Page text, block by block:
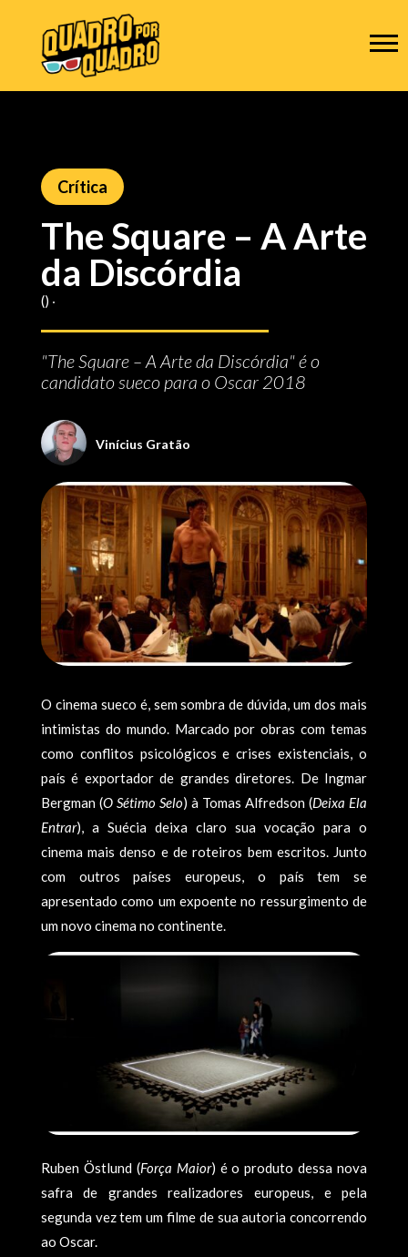
Crítica
The Square – A Arte
da Discórdia
() ‧
"The Square – A Arte da Discórdia" é o
candidato sueco para o Oscar 2018
Viní­cius Gratão
O cinema sueco é, sem sombra de dúvida, um dos mais
intimistas do mundo. Marcado por obras com temas
como conflitos psicológicos e crises existenciais, o
país é exportador de grandes diretores. De Ingmar
Bergman (O Sétimo Selo) à Tomas Alfredson (Deixa Ela
Entrar), a Suécia deixa claro sua vocação para o
cinema mais denso e de roteiros bem escritos. Junto
com outros países europeus, o país tem se
apresentado como um expoente no ressurgimento de
um novo cinema no continente.
Ruben Östlund (Força Maior) é o produto dessa nova
safra de grandes realizadores europeus, e pela
segunda vez tem um filme de sua autoria concorrendo
ao Oscar.